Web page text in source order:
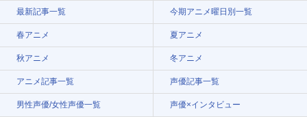
最新記事一覧 今期アニメ曜日別一覧
春アニメ 夏アニメ
秋アニメ 冬アニメ
アニメ記事一覧 声優記事一覧
男性声優/女性声優一覧 声優×インタビュー